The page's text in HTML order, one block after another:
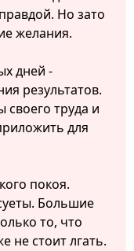
Но зато
желания.
дней -
результатов.
труда и
для
покоя.
Большие
то, что
не стоит лгать.